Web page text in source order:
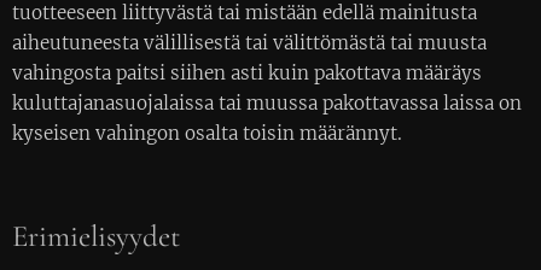
tuotteeseen liittyvästä tai mistään edellä mainitusta
aiheutuneesta välillisestä tai välittömästä tai muusta
vahingosta paitsi siihen asti kuin pakottava määräys
kuluttajanasuojalaissa tai muussa pakottavassa laissa on
kyseisen vahingon osalta toisin määrännyt.
Erimielisyydet